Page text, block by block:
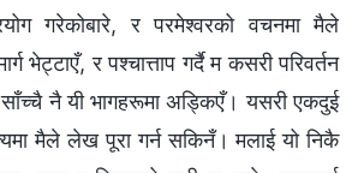
गरेकोबारे, र परमेश्‍वरको वचनमा मैले
भेट्टाएँ, र पश्‍चात्ताप गर्दै म कसरी परिवर्तन
नै यी भागहरूमा अड्किएँ। यसरी एकदुई
मैले लेख पूरा गर्न सकिनँ। मलाई यो निकै